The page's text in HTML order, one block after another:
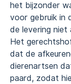
het bijzonder
voor gebruik in
de levering
Het
dat de
dierenartsen
paard, zodat